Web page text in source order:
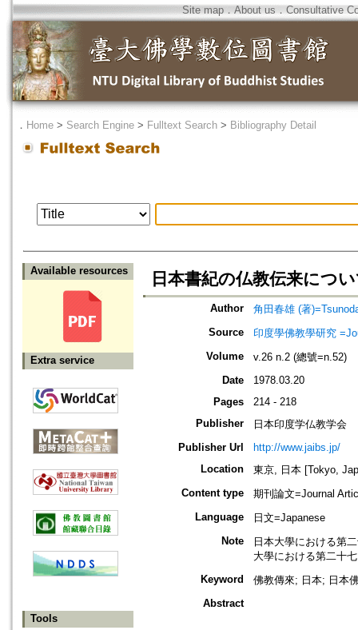
Site map．About us ． Consultative
． Home > Search Engine > Fulltext Search > Bibliography Detail
Available resources
Extra service
Tools
日本書紀の仏教伝来につ
Author
角田春雄 (著
Source
印度學佛教學研究
Volume
v.26 n.2 (總號=n.52)
Date
1978.03.20
Pages
214 - 218
Publisher
日本印度学仏教学会
Publisher Url
http://www.jaibs.jp/
Location
東京, 日本 [Tokyo,
Content type
期刊論文=Journal
Language
日文=Japanese
Note
日本大學における第
大學における第二十
Keyword
佛教傳來; 日本; 日本
Abstract